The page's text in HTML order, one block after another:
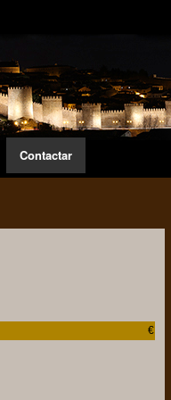
Contactar
€